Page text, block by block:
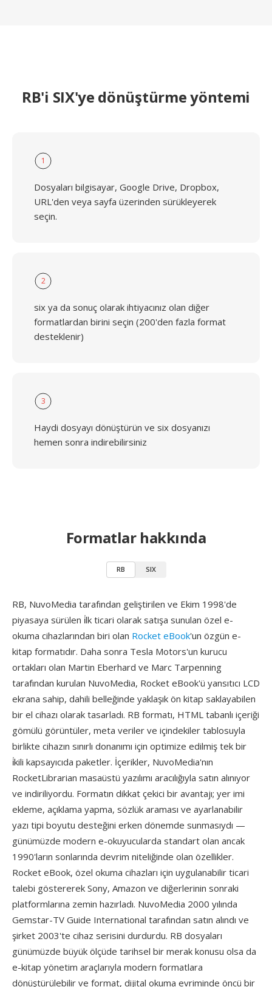
RB'i SIX'ye dönüştürme yöntemi
1
Dosyaları bilgisayar, Google Drive, Dropbox,
URL'den veya sayfa üzerinden sürükleyerek
seçin.
2
six ya da sonuç olarak ihtiyacınız olan diğer
formatlardan birini seçin (200'den fazla format
desteklenir)
3
Haydi dosyayı dönüştürün ve six dosyanızı
hemen sonra indirebilirsiniz
Formatlar hakkında
RB SIX
RB, NuvoMedia tarafından geliştirilen ve Ekim 1998'de
piyasaya sürülen i̇lk ticari olarak satışa sunulan özel e-
okuma cihazlarından biri olan Rocket eBook'un özgün e-
kitap formatıdır. Daha sonra Tesla Motors'un kurucu
ortakları olan Martin Eberhard ve Marc Tarpenning
tarafından kurulan NuvoMedia, Rocket eBook'ü yansıtıcı LCD
ekrana sahip, dahili belleğinde yaklaşık ön kitap saklayabilen
bir el cihazı olarak tasarladı. RB formatı, HTML tabanlı içeriği
gömülü görüntüler, meta veriler ve içindekiler tablosuyla
birlikte cihazın sınırlı donanımı için optimize edilmiş tek bir
i̇kili kapsayıcıda paketler. İçerikler, NuvoMedia'nın
RocketLibrarian masaüstü yazılımı aracılığıyla satın alınıyor
ve indiriliyordu. Formatın dikkat çekici bir avantajı; yer imi
ekleme, açıklama yapma, sözlük araması ve ayarlanabilir
yazı tipi boyutu desteğini erken dönemde sunmasıydı —
günümüzde modern e-okuyucularda standart olan ancak
1990'ların sonlarında devrim niteliğinde olan özellikler.
Rocket eBook, özel okuma cihazları için uygulanabilir ticari
talebi göstererek Sony, Amazon ve diğerlerinin sonraki
platformlarına zemin hazırladı. NuvoMedia 2000 yılında
Gemstar-TV Guide International tarafından satın alındı ve
şirket 2003'te cihaz serisini durdurdu. RB dosyaları
günümüzde büyük ölçüde tarihsel bir merak konusu olsa da
e-kitap yönetim araçlarıyla modern formatlara
dönüştürülebilir ve format, dijital okuma evriminde öncü bir